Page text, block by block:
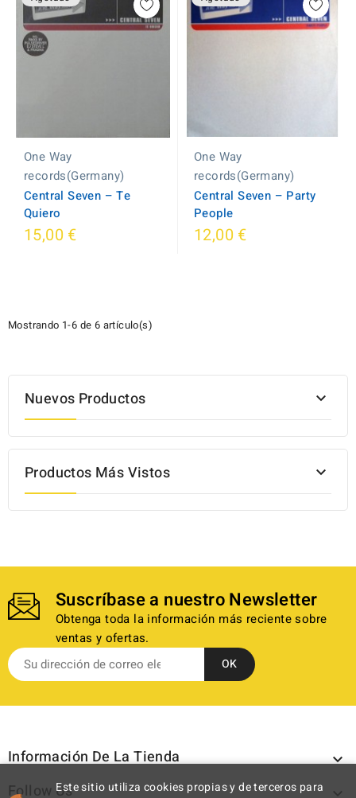
One Way
records(Germany)
Central Seven ‎– Te
Quiero
15,00 €
One Way
records(Germany)
Central Seven ‎– Party
People
12,00 €
Mostrando 1-6 de 6 artículo(s)
Nuevos Productos 
Productos Más Vistos 
Suscríbase a nuestro Newsletter
Obtenga toda la información más reciente sobre
ventas y ofertas.
Información De La Tienda 
Follow Us 
Este sitio utiliza cookies propias y de terceros para